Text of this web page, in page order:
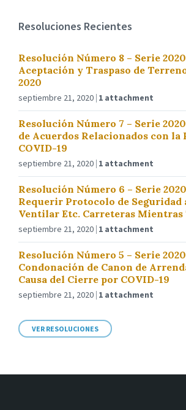
Resoluciones Recientes
Resolución Número 8 – Serie
Aceptación y Traspaso de
2020
septiembre 21, 2020 1 attachment
Resolución Número 7 – Serie
de Acuerdos Relacionados con la
COVID-19
septiembre 21, 2020 1 attachment
Resolución Número 6 – Serie
Requerir Protocolo de Seguridad
Ventilar Etc. Carreteras Mientras
septiembre 21, 2020 1 attachment
Resolución Número 5 – Serie
Condonación de Canon de
Causa del Cierre por COVID-19
septiembre 21, 2020 1 attachment
VER RESOLUCIONES